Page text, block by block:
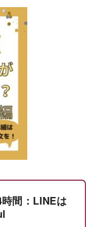
間：LINEは